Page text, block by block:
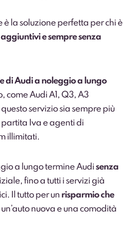
la soluzione perfetta per chi è
e sempre senza
di Audi a noleggio a lungo
come Audi A1, Q3, A3
servizio sia sempre più
partita Iva e agenti di
illimitati.
a lungo termine Audisenza
fino a tutti i servizi già
Il tutto per un risparmio che
nuova e una comodità